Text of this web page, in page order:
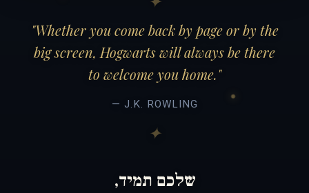
"Whether you come back by page or by the
big screen, Hogwarts will always be there
to welcome you home."
— J.K. ROWLING
שלכם תמיד,